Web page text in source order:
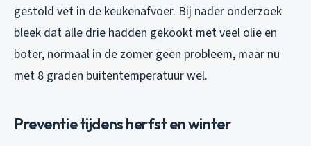
gestold vet in de keukenafvoer. Bij nader onderzoek
bleek dat alle drie hadden gekookt met veel olie en
boter, normaal in de zomer geen probleem, maar nu
met 8 graden buitentemperatuur wel.
Preventie tijdens herfst en winter